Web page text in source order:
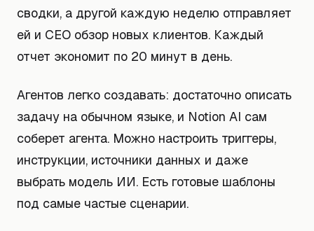
сводки, а другой каждую неделю отправляет
ей и CEO обзор новых клиентов. Каждый
отчет экономит по 20 минут в день.
Агентов легко создавать: достаточно описать
задачу на обычном языке, и Notion AI сам
соберет агента. Можно настроить триггеры,
инструкции, источники данных и даже
выбрать модель ИИ. Есть готовые шаблоны
под самые частые сценарии.